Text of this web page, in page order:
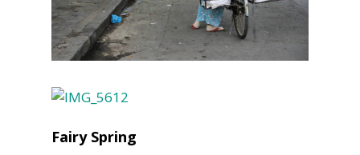
Fairy Spring